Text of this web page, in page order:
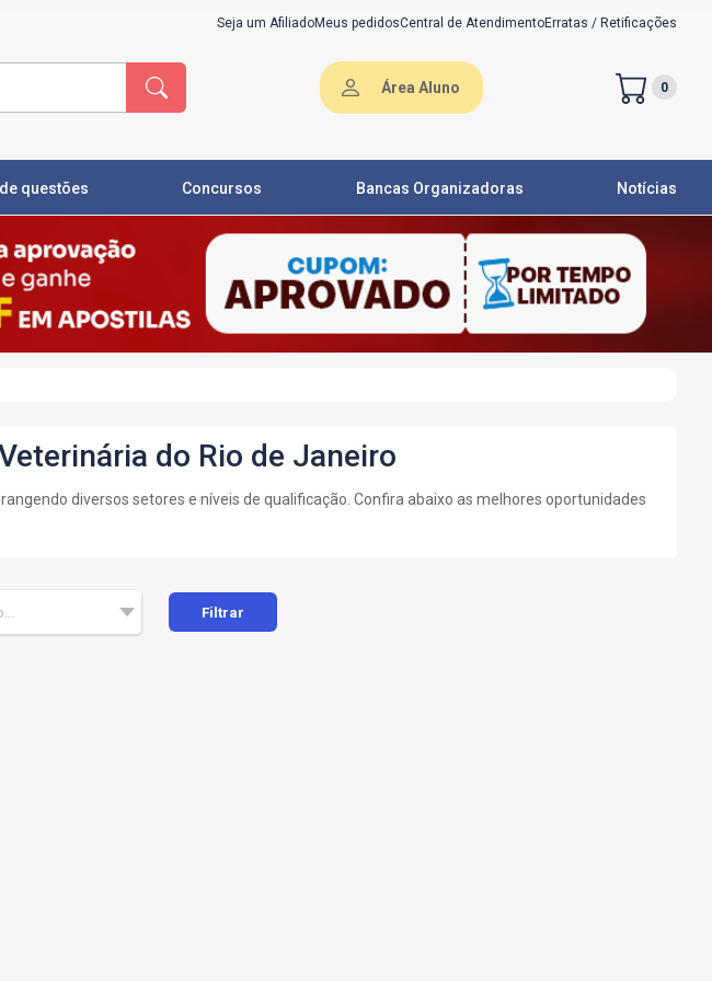
Seja um AfiliadoMeus pedidosCentral de AtendimentoErratas / Retificações
Área Aluno 0
questões Concursos Bancas Organizadoras Notícias
do Rio de Janeiro
diversos setores e níveis de qualificação. Confira abaixo as melhores oportunidades
Filtrar